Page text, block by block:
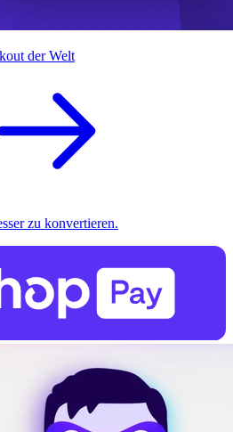
der Welt
zu konvertieren.